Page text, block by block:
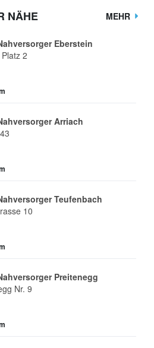
NÄHE MEHR
Eberstein
2
Arriach
Teufenbach
10
Preitenegg
Nr. 9